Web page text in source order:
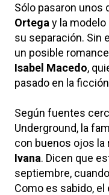
Sólo pasaron unos
Ortega y la modelo
su separación. Sin
un posible
Isabel Macedo,
pasado en la
Según fuentes
Underground, la
con buenos ojos la
Ivana. Dicen que
septiembre,
Como es sabido,